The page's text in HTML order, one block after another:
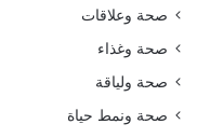
صحة وعلاقات
صحة وغذاء
صحة ولياقة
صحة ونمط حياة